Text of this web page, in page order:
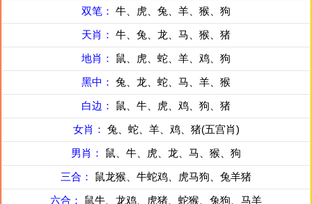
双笔： 牛、虎、兔、羊、猴、狗
天肖： 牛、兔、龙、马、猴、猪
地肖： 鼠、虎、蛇、羊、鸡、狗
黑中： 兔、龙、蛇、马、羊、猴
白边： 鼠、牛、虎、鸡、狗、猪
女肖： 兔、蛇、羊、鸡、猪(五宫肖)
男肖： 鼠、牛、虎、龙、马、猴、狗
三合： 鼠龙猴、牛蛇鸡、虎马狗、兔羊猪
六合： 鼠牛、龙鸡、虎猪、蛇猴、兔狗、马羊